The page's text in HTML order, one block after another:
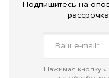
Подпишитесь на
Нажимая кнопку